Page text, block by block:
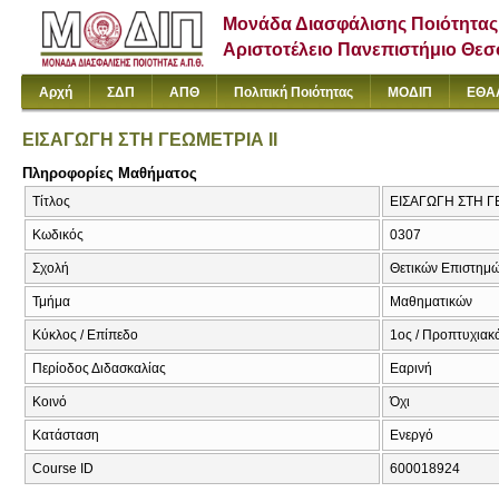
Μονάδα Διασφάλισης Ποιότητας
Αριστοτέλειο Πανεπιστήμιο
Αρχή ΣΔΠ ΑΠΘ Πολιτική Ποιότητας ΜΟΔΙΠ
ΕΙΣΑΓΩΓΗ ΣΤΗ ΓΕΩΜΕΤΡΙΑ ΙΙ
Πληροφορίες Μαθήματος
Τίτλος ΕΙΣΑΓΩΓΗ ΣΤΗ
Κωδικός 0307
Σχολή Θετικών
Τμήμα Μαθηματικών
Κύκλος / Επίπεδο 1ος /
Περίοδος Διδασκαλίας Εαρινή
Κοινό Όχι
Κατάσταση Ενεργό
Course ID 600018924